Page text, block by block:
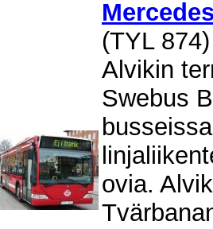
(TYL 874)
Alvikin
Swebus
ovia.